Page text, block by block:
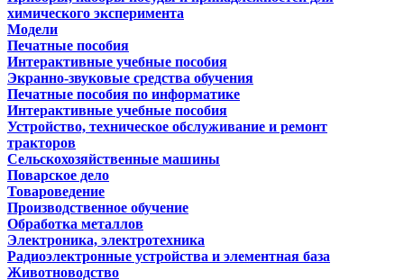
химического эксперимента
Модели
Печатные пособия
Интерактивные учебные пособия
Экранно-звуковые средства обучения
Печатные пособия по информатике
Интерактивные учебные пособия
Устройство, техническое обслуживание и ремонт
тракторов
Сельскохозяйственные машины
Поварское дело
Товароведение
Производственное обучение
Обработка металлов
Электроника, электротехника
Радиоэлектронные устройства и элементная база
Животноводство